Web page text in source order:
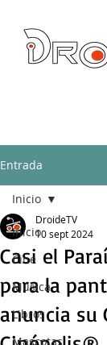
Entrada
Inicio
Cine
Música
Libros
Mascotas
Inicio
Casi el
para la
anuncia su
DroideTV
10 sept 2024